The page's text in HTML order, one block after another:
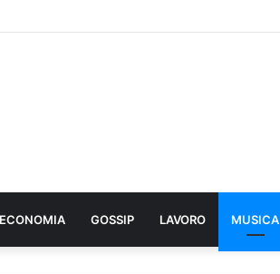
ECONOMIA GOSSIP LAVORO MUSICA